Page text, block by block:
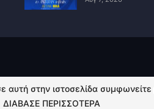
αυτή στην ιστοσελίδα
ΔΙΑΒΑΣΕ ΠΕΡΙΣΣΟΤΕΡΑ